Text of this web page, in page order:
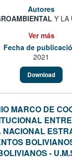
Autores
Y LA
Ver más
Fecha de
2021
Download
MARCO DE
-